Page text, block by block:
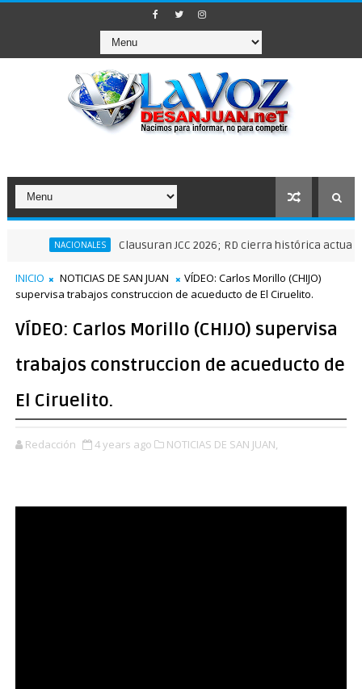
NACIONALES Clausuran JCC 2026; RD cierra histórica actuación
INICIO NOTICIAS DE SAN JUAN
VÍDEO: Carlos Morillo (CHIJO)
supervisa trabajos construccion de acueducto de El Ciruelito.
VÍDEO: Carlos Morillo (CHIJO) supervisa
trabajos construccion de acueducto de
El Ciruelito.
Redacción 4 years ago NOTICIAS DE SAN JUAN,